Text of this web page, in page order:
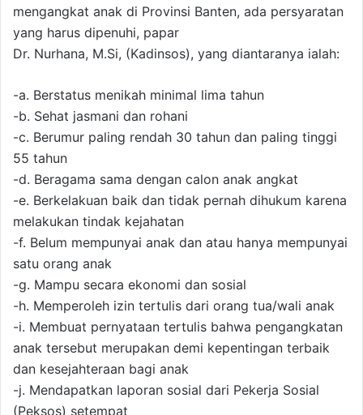
mengangkat anak di Provinsi Banten, ada persyaratan
yang harus dipenuhi, papar
Dr. Nurhana, M.Si, (Kadinsos), yang diantaranya ialah:
-a. Berstatus menikah minimal lima tahun
-b. Sehat jasmani dan rohani
-c. Berumur paling rendah 30 tahun dan paling tinggi
55 tahun
-d. Beragama sama dengan calon anak angkat
-e. Berkelakuan baik dan tidak pernah dihukum karena
melakukan tindak kejahatan
-f. Belum mempunyai anak dan atau hanya mempunyai
satu orang anak
-g. Mampu secara ekonomi dan sosial
-h. Memperoleh izin tertulis dari orang tua/wali anak
-i. Membuat pernyataan tertulis bahwa pengangkatan
anak tersebut merupakan demi kepentingan terbaik
dan kesejahteraan bagi anak
-j. Mendapatkan laporan sosial dari Pekerja Sosial
(Peksos) setempat